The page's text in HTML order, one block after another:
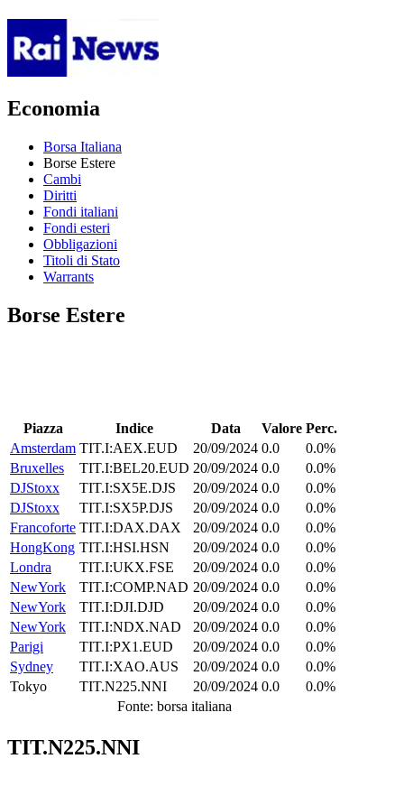
Economia
Borsa Italiana
Borse Estere
Cambi
Diritti
Fondi italiani
Fondi esteri
Obbligazioni
Titoli di Stato
Warrants
Borse Estere
Piazza Indice Data Valore Perc.
Amsterdam TIT.I:AEX.EUD 20/09/2024 0.0
0.0%
Bruxelles
TIT.I:BEL20.EUD 20/09/2024 0.0
0.0%
DJStoxx
TIT.I:SX5E.DJS 20/09/2024 0.0
0.0%
DJStoxx
TIT.I:SX5P.DJS 20/09/2024 0.0
0.0%
Francoforte TIT.I:DAX.DAX 20/09/2024 0.0
0.0%
HongKong TIT.I:HSI.HSN 20/09/2024 0.0
0.0%
Londra
TIT.I:UKX.FSE 20/09/2024 0.0
0.0%
NewYork
TIT.I:COMP.NAD 20/09/2024 0.0
0.0%
NewYork
TIT.I:DJI.DJD 20/09/2024 0.0
0.0%
NewYork
TIT.I:NDX.NAD 20/09/2024 0.0
0.0%
Parigi
TIT.I:PX1.EUD 20/09/2024 0.0
0.0%
Sydney
TIT.I:XAO.AUS 20/09/2024 0.0
0.0%
Tokyo
TIT.N225.NNI 20/09/2024 0.0
0.0%
Fonte: borsa italiana
TIT.N225.NNI